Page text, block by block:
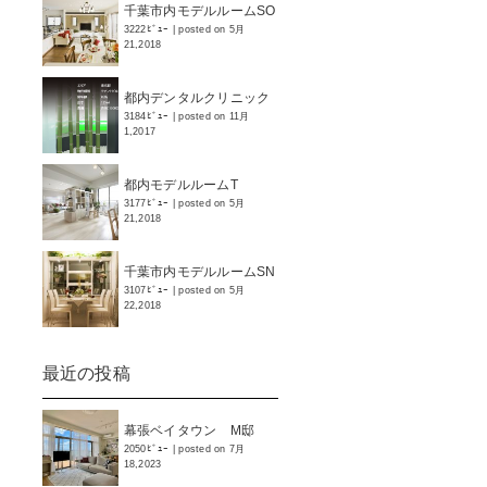
千葉市内モデルルームSO
3222ﾋﾞｭｰ |posted on 5月
21,2018
都内デンタルクリニック
3184ﾋﾞｭｰ |posted on 11月
1,2017
都内モデルルームT
3177ﾋﾞｭｰ |posted on 5月
21,2018
千葉市内モデルルームSN
3107ﾋﾞｭｰ |posted on 5月
22,2018
最近の投稿
幕張ベイタウン M邸
2050ﾋﾞｭｰ |posted on 7月
18,2023